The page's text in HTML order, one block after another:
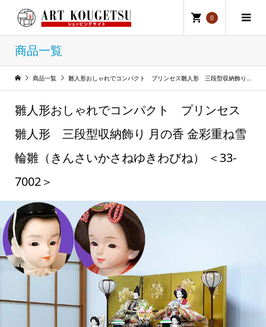
0
商品一覧
商品一覧 雛人形おしゃれでコンパクト プリンセス雛人形 三段型収納飾り 月の香 金彩重ね雪輪雛（きんさいかさねゆきわびね） ＜33-7002＞
雛人形おしゃれでコンパクト プリンセス
雛人形 三段型収納飾り 月の香 金彩重ね雪
輪雛（きんさいかさねゆきわびね） ＜33-
7002＞